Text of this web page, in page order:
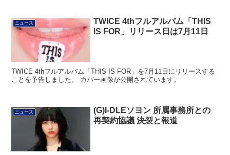
ニュース
TWICE 4thフルアルバム「THIS
IS FOR」リリース日は7月11日
TWICE 4thフルアルバム「THIS IS FOR」を7月11日にリリースする
ことを予告しました。 カバー画像が公開されています。
ニュース
(G)I-DLEソヨン 所属事務所との
再契約協議 決裂と報道